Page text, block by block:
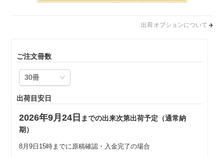
出荷オプションについて
ご注文冊数
出荷目安日
2026年9月24日 までの出来次第出荷予定（通常納
期）
8月9日15時までに原稿確認・入金完了の場合